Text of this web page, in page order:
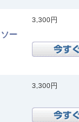
ー
3,300円
3,300円